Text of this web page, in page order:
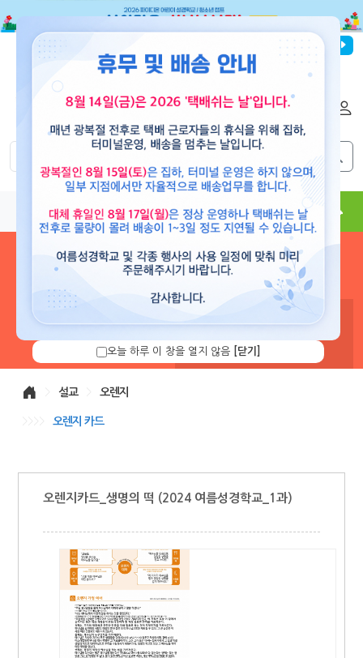
파이디온선교회
도서 뮤직 용품 현수막 콘텐츠
로그인 하시면 보유 캐쉬 확
니다.
설교 오렌지
오렌지 카드
오렌지카드_생명의 떡 (2024 여름성경학교_1과)
오늘 하루 이 창을 열지 않음 [닫기]